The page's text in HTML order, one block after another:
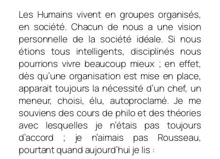
Les Humains vivent en groupes organisés,
en société. Chacun de nous a une vision
personnelle de la société idéale. Si nous
étions tous intelligents, disciplinés nous
pourrions vivre beaucoup mieux ; en effet,
dès qu’une organisation est mise en place,
apparait toujours la nécessité d’un chef, un
meneur, choisi, élu, autoproclamé. Je me
souviens des cours de philo et des théories
avec lesquelles je n’étais pas toujours
d’accord ; je n’aimais pas Rousseau,
pourtant quand aujourd’hui je lis :